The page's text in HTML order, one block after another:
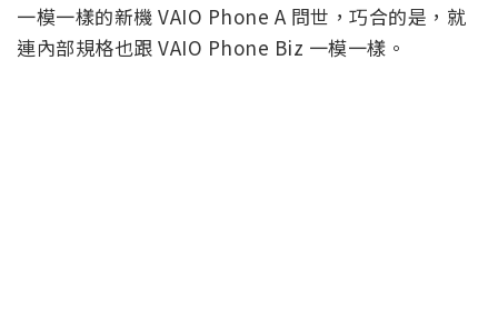
一模一樣的新機 VAIO Phone A 問世，巧合的是，就
連內部規格也跟 VAIO Phone Biz 一模一樣。